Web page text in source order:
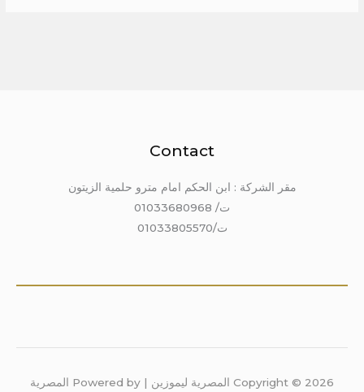
Contact
مقر الشركة : ابن الحكم امام مترو حلمية الزيتون
ت/ 01033680968
ت/01033805570
Copyright © 2026 المصرية ليموزين | Powered by المصرية